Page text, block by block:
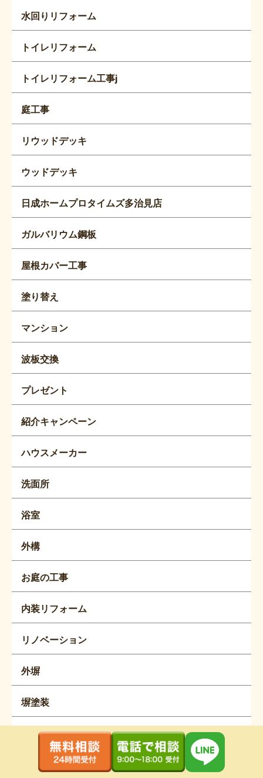
水回りリフォーム
トイレリフォーム
トイレリフォーム工事j
庭工事
リウッドデッキ
ウッドデッキ
日成ホームプロタイムズ多治見店
ガルバリウム鋼板
屋根カバー工事
塗り替え
マンション
波板交換
プレゼント
紹介キャンペーン
ハウスメーカー
洗面所
浴室
外構
お庭の工事
内装リフォーム
リノベーション
外塀
塀塗装
タスペーサー